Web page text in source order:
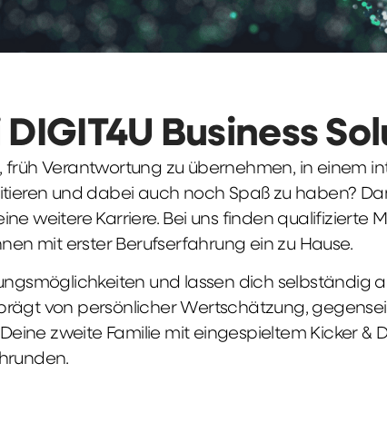
Business
früh Verantwortung zu übernehmen, in einem
und dabei auch noch Spaß zu haben?
weitere Karriere. Bei uns finden qualifizierte
mit erster Berufserfahrung ein zu Hause.
und lassen dich selbständig
von persönlicher Wertschätzung,
zweite Familie mit eingespieltem Kicker &